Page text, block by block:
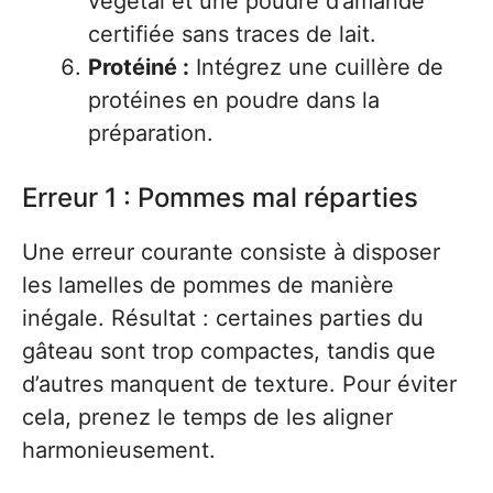
certifiée sans traces de lait.
Protéiné : Intégrez une cuillère de
protéines en poudre dans la
préparation.
Erreur 1 : Pommes mal réparties
Une erreur courante consiste à disposer
les lamelles de pommes de manière
inégale. Résultat : certaines parties du
gâteau sont trop compactes, tandis que
d’autres manquent de texture. Pour éviter
cela, prenez le temps de les aligner
harmonieusement.